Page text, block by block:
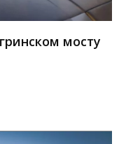
мосту